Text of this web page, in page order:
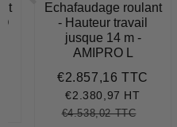
Echafaudage roulant
- Hauteur travail
jusque 14 m -
AMIPRO L
Prix
réduit
€2.857,16 TTC
€2.380,97 HT
Prix
€4.538,02 TTC